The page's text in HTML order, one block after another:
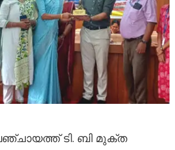
ടി. ബി മുക്ത